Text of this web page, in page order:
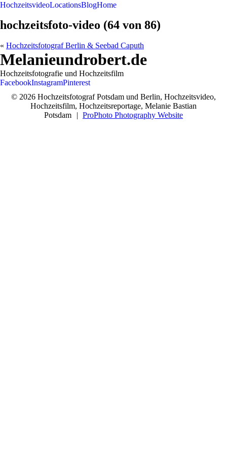
HochzeitsvideoLocationsBlogHome
hochzeitsfoto-video (64 von 86)
« Hochzeitsfotograf Berlin & Seebad Caputh
Melanieundrobert.de
Hochzeitsfotografie und Hochzeitsfilm
FacebookInstagramPinterest
© 2026 Hochzeitsfotograf Potsdam und Berlin, Hochzeitsvideo,
Hochzeitsfilm, Hochzeitsreportage, Melanie Bastian
Potsdam
| ProPhoto Photography Website